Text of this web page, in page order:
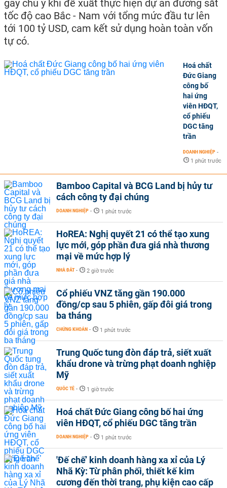
gây chú ý khi đề xuất thực hiện dự án đường sắt
tốc độ cao Bắc - Nam với tổng mức đầu tư lên
tới 100 tỷ USD, cam kết sử dụng hoàn toàn vốn
tự có.
Hoá chất
Đức Giang
công bố
hai ứng
viên HĐQT,
cổ phiếu
DGC tăng
trần
DOANH NGHIỆP -
1 phút trước
Bamboo Capital và BCG Land bị hủy tư
cách công ty đại chúng
DOANH NGHIỆP - 1 phút trước
HoREA: Nghị quyết 21 có thể tạo xung
lực mới, góp phần đưa giá nhà thương
mại về mức hợp lý
NHÀ ĐẤT - 2 giờ trước
Cổ phiếu VNZ tăng gần 190.000
đồng/cp sau 5 phiên, gấp đôi giá trong
ba tháng
CHỨNG KHOÁN - 1 phút trước
Trung Quốc tung đòn đáp trả, siết xuất
khẩu drone và trừng phạt doanh nghiệp
Mỹ
QUỐC TẾ - 1 giờ trước
Hoá chất Đức Giang công bố hai ứng
viên HĐQT, cổ phiếu DGC tăng trần
DOANH NGHIỆP - 1 phút trước
'Đế chế’ kinh doanh hàng xa xỉ của Lý
Nhã Kỳ: Từ phân phối, thiết kế kim
cương đến thời trang, phụ kiện cao cấp